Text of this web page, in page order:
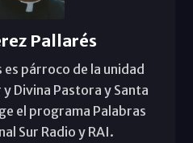
Pallarés
es párroco de la unidad
Divina Pastora y Santa
el programa Palabras
Sur Radio y RAI.